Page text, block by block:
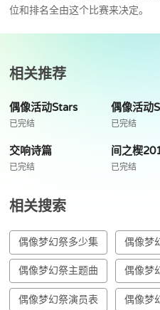
位和排名全由这个比赛来决定。
相关推荐
偶像活动Stars
已完结 已完结
交响诗篇
已完结
间之楔
已完结
相关搜索
偶像梦幻祭多少集 偶像梦
偶像梦幻祭主题曲 偶像梦
偶像梦幻祭演员表 偶像梦